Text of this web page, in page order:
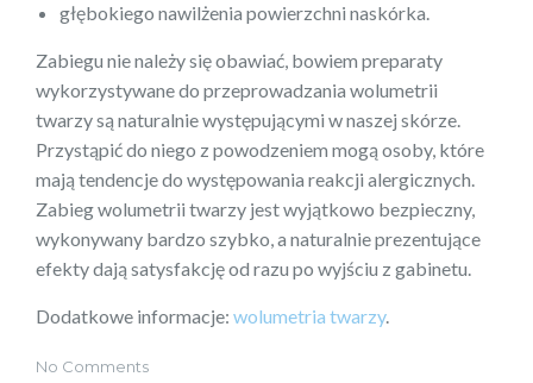
głębokiego nawilżenia powierzchni naskórka.
Zabiegu nie należy się obawiać, bowiem preparaty
wykorzystywane do przeprowadzania wolumetrii
twarzy są naturalnie występującymi w naszej skórze.
Przystąpić do niego z powodzeniem mogą osoby, które
mają tendencje do występowania reakcji alergicznych.
Zabieg wolumetrii twarzy jest wyjątkowo bezpieczny,
wykonywany bardzo szybko, a naturalnie prezentujące
efekty dają satysfakcję od razu po wyjściu z gabinetu.
Dodatkowe informacje: wolumetria twarzy.
No Comments